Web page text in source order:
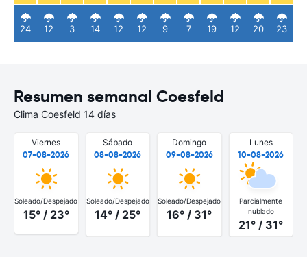
24 12 3 14 12 12 9 7 19 12 20 23
Resumen semanal Coesfeld
Clima Coesfeld 14 días
Viernes
07-08-2026
Soleado/Despejado
15° / 23°
Sábado
08-08-2026
Soleado/Despejado
14° / 25°
Domingo
09-08-2026
Soleado/Despejado
16° / 31°
Lunes
10-08-2026
Parcialmente
nublado
21° / 31°